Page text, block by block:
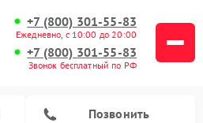
+7 (800) 301-55-83
Ежедневно, с 10:00 до 20:00
+7 (800) 301-55-83
Звонок бесплатный по РФ
Позвонить